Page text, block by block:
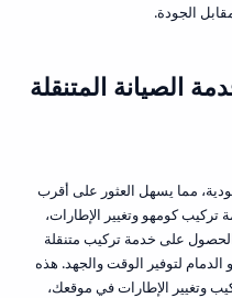
الجودة.
الصيانة المتنقلة
في السعودية، مما يسهل العثور على أقرب
كومهو وتغيير الإطارات،
على خدمة تركيب متنقلة
لتوفير الوقت والجهد. هذه
وتغيير الإطارات في موقعك،